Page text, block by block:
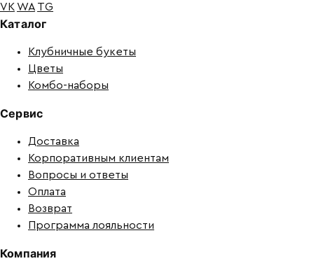
VKWA TG
Каталог
Клубничные букеты
Цветы
Комбо-наборы
Сервис
Доставка
Корпоративным клиентам
Вопросы и ответы
Оплата
Возврат
Программа лояльности
Компания